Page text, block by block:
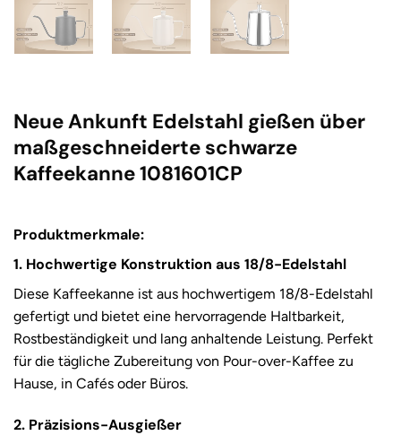
Neue Ankunft Edelstahl gießen über
maßgeschneiderte schwarze
Kaffeekanne 1081601CP
Produktmerkmale:
1. Hochwertige Konstruktion aus 18/8-Edelstahl
Diese Kaffeekanne ist aus hochwertigem 18/8-Edelstahl
gefertigt und bietet eine hervorragende Haltbarkeit,
Rostbeständigkeit und lang anhaltende Leistung. Perfekt
für die tägliche Zubereitung von Pour-over-Kaffee zu
Hause, in Cafés oder Büros.
2. Präzisions-Ausgießer